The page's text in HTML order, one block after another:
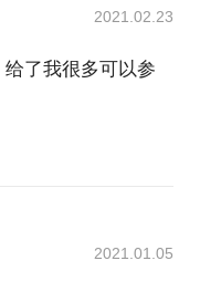
2021.02.23
了我很多可以参
2021.01.05